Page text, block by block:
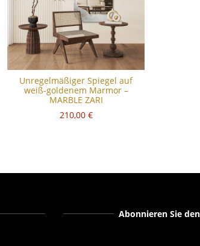
Unregelmäßiger Spiegel auf
weiß-goldenem Marmor –
MARBLE ZARI
210,00 €
Abonnieren Sie